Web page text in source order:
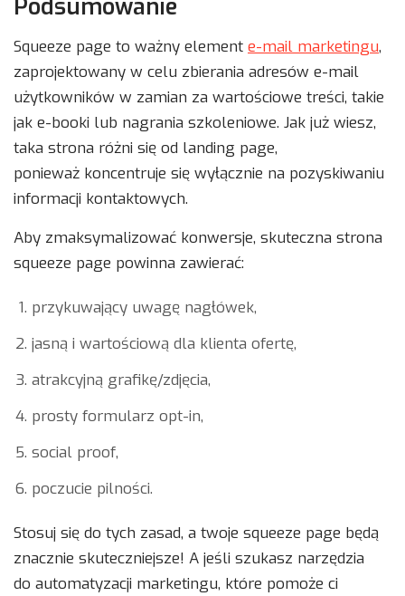
Podsumowanie
Squeeze page to ważny element e-mail marketingu,
zaprojektowany w celu zbierania adresów e-mail
użytkowników w zamian za wartościowe treści, takie
jak e-booki lub nagrania szkoleniowe. Jak już wiesz,
taka strona różni się od landing page,
ponieważ koncentruje się wyłącznie na pozyskiwaniu
informacji kontaktowych.
Aby zmaksymalizować konwersje, skuteczna strona
squeeze page powinna zawierać:
przykuwający uwagę nagłówek,
jasną i wartościową dla klienta ofertę,
atrakcyjną grafikę/zdjęcia,
prosty formularz opt-in,
social proof,
poczucie pilności.
Stosuj się do tych zasad, a twoje squeeze page będą
znacznie skuteczniejsze! A jeśli szukasz narzędzia
do automatyzacji marketingu, które pomoże ci